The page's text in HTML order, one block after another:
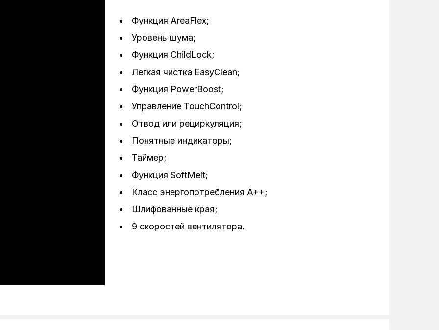
приготовления AreaFlex, 1 двигатель, максимальная пропускная способность, 9 скоростей
работы, алюминиевый фильтр, индикатор загрязнения фильтра, уровень шума 66 дБ(А)
Функция AreaFlex;
Уровень шума;
Функция ChildLock;
Легкая чистка EasyClean;
Функция PowerBoost;
Управление TouchControl;
Отвод или рециркуляция;
Понятные индикаторы;
Таймер;
Функция SoftMelt;
Класс энергопотребления A++;
Шлифованные края;
9 скоростей вентилятора.